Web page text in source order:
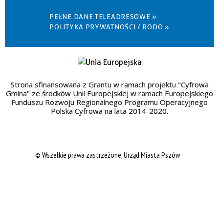
PEŁNE DANE TELEADRESOWE »
POLITYKA PRYWATNOŚCI / RODO »
Strona sfinansowana z Grantu w ramach projektu "Cyfrowa
Gmina" ze środków Unii Europejskiej w ramach Europejskiego
Funduszu Rozwoju Regionalnego Programu Operacyjnego
Polska Cyfrowa na lata 2014-2020.
© Wszelkie prawa zastrzeżone, Urząd Miasta Pszów